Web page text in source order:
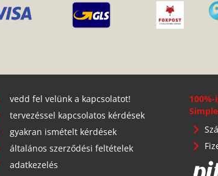
vedd fel velünk a kapcsolatot!
tervezéssel kapcsolatos kérdések
gyakran ismételt kérdések
általános szerződési feltételek
adatkezelés